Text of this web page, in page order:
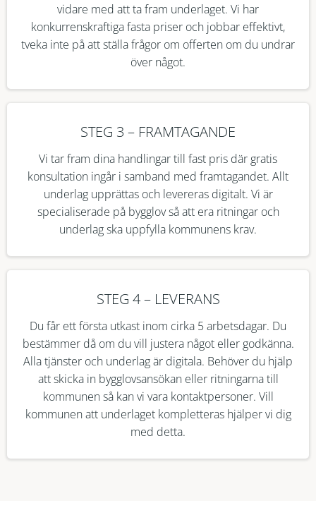
vidare med att ta fram underlaget. Vi har
konkurrenskraftiga fasta priser och jobbar effektivt,
tveka inte på att ställa frågor om offerten om du undrar
över något.
STEG 3 – FRAMTAGANDE
Vi tar fram dina handlingar till fast pris där gratis
konsultation ingår i samband med framtagandet. Allt
underlag upprättas och levereras digitalt. Vi är
specialiserade på bygglov så att era ritningar och
underlag ska uppfylla kommunens krav.
STEG 4 – LEVERANS
Du får ett första utkast inom cirka 5 arbetsdagar. Du
bestämmer då om du vill justera något eller godkänna.
Alla tjänster och underlag är digitala. Behöver du hjälp
att skicka in bygglovsansökan eller ritningarna till
kommunen så kan vi vara kontaktpersoner. Vill
kommunen att underlaget kompletteras hjälper vi dig
med detta.